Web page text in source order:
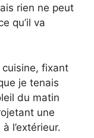
rien ne peut
qu’il va
cuisine, fixant
je tenais
du matin
une
l’extérieur.